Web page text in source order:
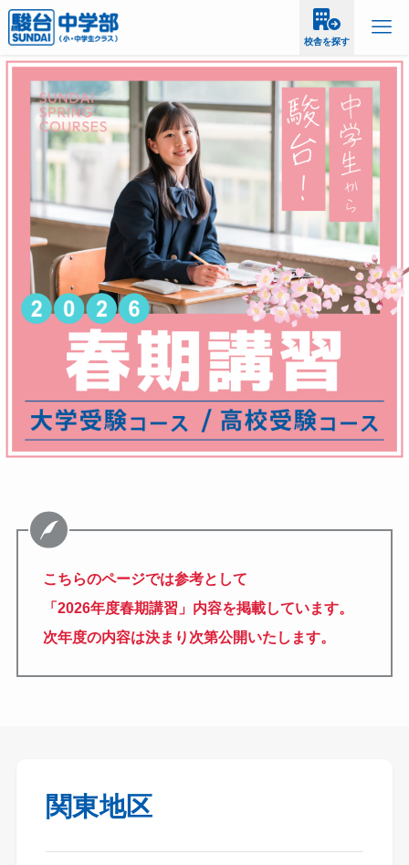
校舎を探す
こちらのページでは参考として
「2026年度春期講習」 内容を掲載しています。
次年度の内容は決まり次第公開いたします。
関東地区